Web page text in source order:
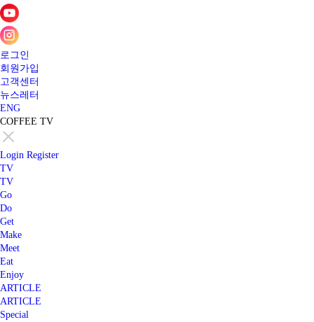
로그인
회원가입
고객센터
뉴스레터
ENG
COFFEE TV
Login Register
TV
TV
Go
Do
Get
Make
Meet
Eat
Enjoy
ARTICLE
ARTICLE
Special